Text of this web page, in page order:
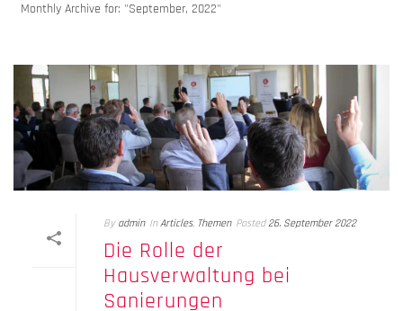
Monthly Archive for: "September, 2022"
By admin In Articles, Themen Posted 26. September 2022
Die Rolle der
Hausverwaltung bei
Sanierungen